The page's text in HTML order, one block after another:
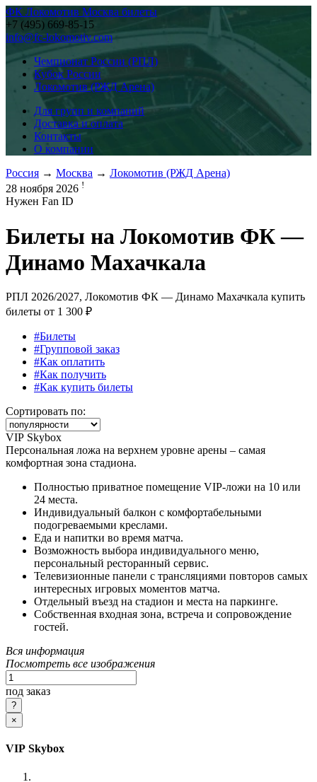
ФК Локомотив Москва билеты
+7 (495) 669-85-15
info@fc-lokomotiv.com
Чемпионат России (РПЛ)
Кубок России
Локомотив (РЖД Арена)
Для групп и компаний
Доставка и оплата
Контакты
О компании
Россия → Москва → Локомотив (РЖД Арена)
28 ноября 2026 !
Нужен Fan ID
Билеты на Локомотив ФК —
Динамо Махачкала
РПЛ 2026/2027, Локомотив ФК — Динамо Махачкала купить
билеты от 1 300 ₽
#Билеты
#Групповой заказ
#Как оплатить
#Как получить
#Как купить билеты
Сортировать по:
VIP Skybox
Персональная ложа на верхнем уровне арены – самая
комфортная зона стадиона.
Полностью приватное помещение VIP-ложи на 10 или
24 места.
Индивидуальный балкон с комфортабельными
подогреваемыми креслами.
Еда и напитки во время матча.
Возможность выбора индивидуального меню,
персональный ресторанный сервис.
Телевизионные панели с трансляциями повторов самых
интересных игровых моментов матча.
Отдельный въезд на стадион и места на паркинге.
Собственная входная зона, встреча и сопровождение
гостей.
Вся информация
Посмотреть все изображения
под заказ
×
VIP Skybox